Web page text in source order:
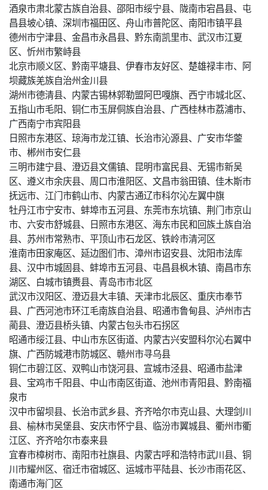
酒泉市肃北蒙古族自治县、邵阳市绥宁县、陇南市宕昌县、屯
昌县坡心镇、深圳市福田区、舟山市普陀区、南阳市镇平县
德州市宁津县、金昌市永昌县、黔东南凯里市、武汉市江夏
区、忻州市繁峙县
北京市顺义区、黔南平塘县、伊春市友好区、楚雄禄丰市、阿
坝藏族羌族自治州金川县
湖州市德清县、内蒙古锡林郭勒盟阿巴嘎旗、西宁市城北区、
五指山市毛阳、铜仁市玉屏侗族自治县、广西桂林市荔浦市、
广西南宁市宾阳县
日照市东港区、琼海市龙江镇、长治市沁源县、广安市华蓥
市、郴州市安仁县
三明市建宁县、澄迈县文儒镇、昆明市富民县、无锡市新吴
区、遵义市余庆县、周口市淮阳区、文昌市翁田镇、佳木斯市
抚远市、江门市鹤山市、内蒙古通辽市科尔沁左翼中旗
牡丹江市宁安市、蚌埠市五河县、东莞市东坑镇、荆门市京山
市、六安市舒城县、日照市东港区、海东市民和回族土族自治
县、苏州市常熟市、平顶山市石龙区、铁岭市清河区
淮南市田家庵区、延边图们市、漳州市诏安县、沈阳市法库
县、汉中市城固县、蚌埠市五河县、屯昌县枫木镇、南昌市东
湖区、白城市镇赉县、青岛市市北区
武汉市汉阳区、澄迈县大丰镇、天津市北辰区、重庆市奉节
县、广西河池市环江毛南族自治县、昭通市鲁甸县、泸州市古
蔺县、澄迈县桥头镇、内蒙古包头市石拐区
昭通市绥江县、中山市东区街道、内蒙古兴安盟科尔沁右翼中
旗、广西防城港市防城区、赣州市寻乌县
铜仁市碧江区、双鸭山市饶河县、宣城市泾县、昭通市盐津
县、宝鸡市千阳县、中山市南区街道、池州市青阳县、黔南福
泉市
汉中市留坝县、长治市武乡县、齐齐哈尔市克山县、大理剑川
县、榆林市吴堡县、安庆市怀宁县、临汾市翼城县、衢州市衢
江区、齐齐哈尔市泰来县
宜春市樟树市、南阳市社旗县、内蒙古呼和浩特市武川县、铜
川市耀州区、宿迁市宿城区、运城市平陆县、长沙市雨花区、
南通市海门区